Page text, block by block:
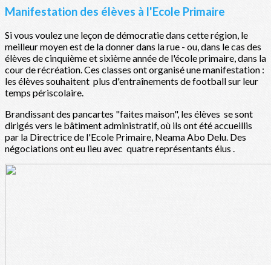
Manifestation des élèves à l'Ecole Primaire
Si vous voulez une leçon de démocratie dans cette région, le
meilleur moyen est de la donner dans la rue - ou, dans le cas des
élèves de cinquième et sixième année de l'école primaire, dans la
cour de récréation. Ces classes ont organisé une manifestation :
les élèves souhaitent plus d'entraînements de football sur leur
temps périscolaire.
Brandissant des pancartes "faites maison", les élèves se sont
dirigés vers le bâtiment administratif, où ils ont été accueillis
par la Directrice de l'Ecole Primaire, Neama Abo Delu. Des
négociations ont eu lieu avec quatre représentants élus .